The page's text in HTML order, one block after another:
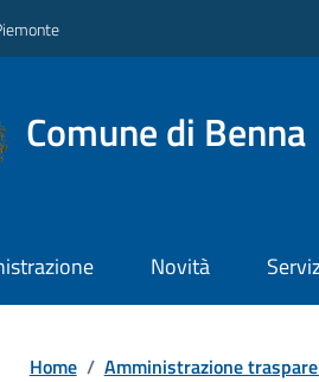
Comune di Benna
Novità
Home / Amministrazione